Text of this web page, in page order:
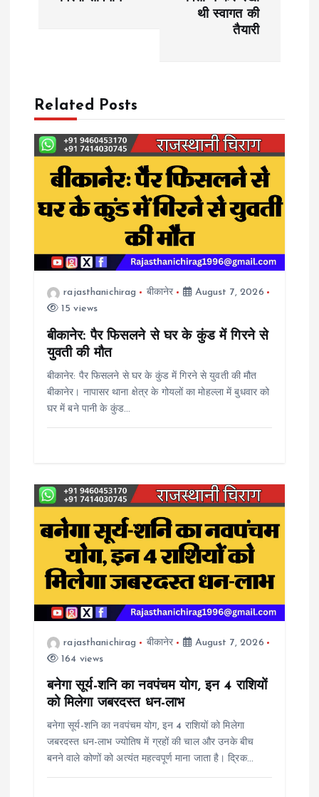
v
a
t
थी स्वागत की
तैयारी
Related Posts
rajasthanichirag बीकानेर
August 7, 2026
15 views
बीकानेर: पैर फिसलने से घर के कुंड में गिरने से
युवती की मौत
बीकानेर: पैर फिसलने से घर के कुंड में गिरने से युवती की मौत
बीकानेर। नापासर थाना क्षेत्र के गोयलों का मोहल्ला में बुधवार को
घर में बने पानी के कुंड…
rajasthanichirag बीकानेर
August 7, 2026
164 views
बनेगा सूर्य-शनि का नवपंचम योग, इन 4 राशियों
को मिलेगा जबरदस्त धन-लाभ
बनेगा सूर्य-शनि का नवपंचम योग, इन 4 राशियों को मिलेगा
जबरदस्त धन-लाभ ज्योतिष में ग्रहों की चाल और उनके बीच
बनने वाले कोणों को अत्यंत महत्वपूर्ण माना जाता है। द्रिक…